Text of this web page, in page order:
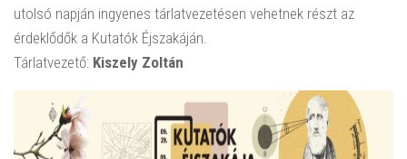
utolsó napján ingyenes tárlatvezetésen vehetnek részt az
érdeklődők a Kutatók Éjszakáján.
Tárlatvezető: Kiszely Zoltán